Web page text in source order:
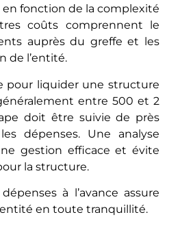
fonction de la complexité
coûts comprennent le
auprès du greffe et les
de l’entité.
pour liquider une structure
entre 500 et 2
doit être suivie de près
dépenses. Une analyse
gestion efficace et évite
la structure.
à l’avance assure
en toute tranquillité.